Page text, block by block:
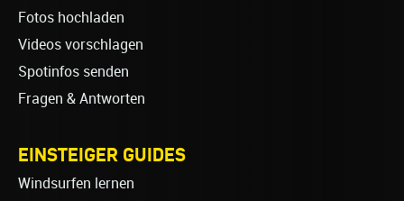
Fotos hochladen
Videos vorschlagen
Spotinfos senden
Fragen & Antworten
EINSTEIGER GUIDES
Windsurfen lernen